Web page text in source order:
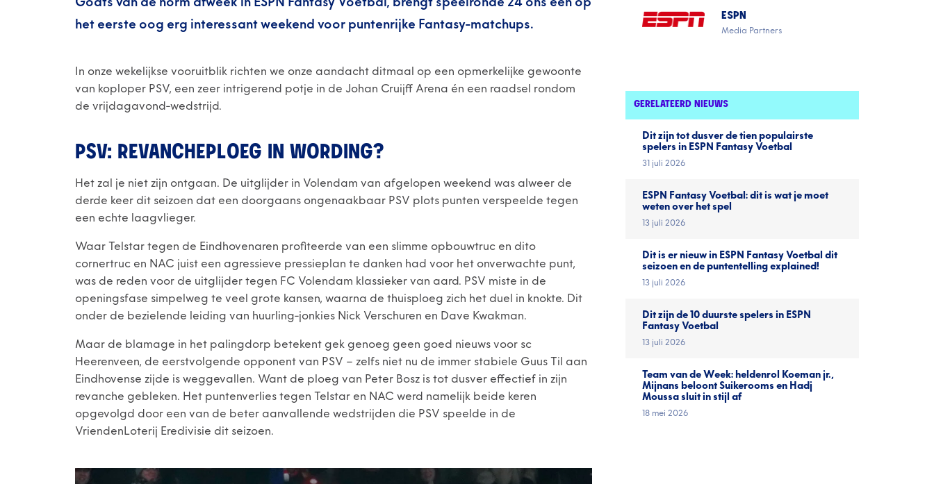
het eerste oog erg interessant weekend voor puntenrijke Fantasy-matchups.
In onze wekelijkse vooruitblik richten we onze aandacht ditmaal op een opmerkelijke gewoonte
van koploper PSV, een zeer intrigerend potje in de Johan Cruijff Arena én een raadsel rondom
de vrijdagavond-wedstrijd.
PSV: REVANCHEPLOEG IN WORDING?
Het zal je niet zijn ontgaan. De uitglijder in Volendam van afgelopen weekend was alweer de
derde keer dit seizoen dat een doorgaans ongenaakbaar PSV plots punten verspeelde tegen
een echte laagvlieger.
Waar Telstar tegen de Eindhovenaren profiteerde van een slimme opbouwtruc en dito
cornertruc en NAC juist een agressieve pressieplan te danken had voor het onverwachte punt,
was de reden voor de uitglijder tegen FC Volendam klassieker van aard. PSV miste in de
openingsfase simpelweg te veel grote kansen, waarna de thuisploeg zich het duel in knokte. Dit
onder de bezielende leiding van huurling-jonkies Nick Verschuren en Dave Kwakman.
Maar de blamage in het palingdorp betekent gek genoeg geen goed nieuws voor sc
Heerenveen, de eerstvolgende opponent van PSV – zelfs niet nu de immer stabiele Guus Til aan
Eindhovense zijde is weggevallen. Want de ploeg van Peter Bosz is tot dusver effectief in zijn
revanche gebleken. Het puntenverlies tegen Telstar en NAC werd namelijk beide keren
opgevolgd door een van de beter aanvallende wedstrijden die PSV speelde in de
VriendenLoterij Eredivisie dit seizoen.
ESPN
Media Partners
GERELATEERD NIEUWS
Dit zijn tot dusver de tien populairste
spelers in ESPN Fantasy Voetbal
31 juli 2026
ESPN Fantasy Voetbal: dit is wat je moet
weten over het spel
13 juli 2026
Dit is er nieuw in ESPN Fantasy Voetbal dit
seizoen en de puntentelling explained!
13 juli 2026
Dit zijn de 10 duurste spelers in ESPN
Fantasy Voetbal
13 juli 2026
Team van de Week: heldenrol Koeman jr.,
Mijnans beloont Suikerooms en Hadj
Moussa sluit in stijl af
18 mei 2026